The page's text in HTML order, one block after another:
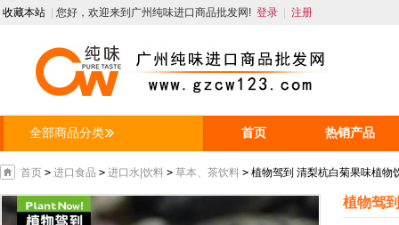
收藏本站 您好，欢迎来到广州纯味进口商品批发网! 登录 注册
全部商品分类 首页 热销产品
人才招聘 资讯
首页 > 进口食品 > 进口水|饮料 > 草本、茶饮料 > 植物驾到 清梨杭白菊果味植物
植物驾